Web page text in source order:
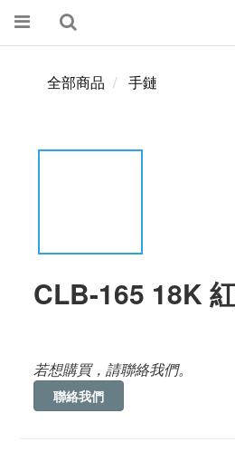
全部商品 手鏈
CLB-165 18K
若想購買，請聯絡我們。
聯絡我們